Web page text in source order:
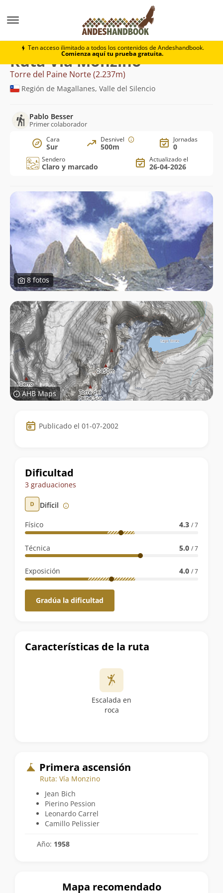
Ten acceso ilimitado a todos los contenidos de Andeshandbook.
Comienza aquí tu prueba gratuita.
Torre del Paine Norte
Ruta Vía Monzino
Torre del Paine Norte (2.237m)
Región de Magallanes, Valle del Silencio
Pablo Besser
Primer colaborador
Cara
Sur
Desnivel
500m
Jornadas
0
Sendero
Claro y marcado
Actualizado el
26-04-2026
8 fotos
AHB Maps
Datos
de
ruta
Publicado el 01-07-2002
Dificultad
3 graduaciones
Difícil
Físico 4.3 / 7
Técnica 5.0 / 7
Exposición 4.0 / 7
Gradúa la dificultad
Características de la ruta
Escalada en
roca
Primera ascensión
Ruta: Vía Monzino
Jean Bich
Pierino Pession
Leonardo Carrel
Camillo Pelissier
Año: 1958
Mapa recomendado